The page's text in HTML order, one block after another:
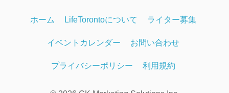
ホーム LifeTorontoについて ライター募集
イベントカレンダー お問い合わせ
プライバシーポリシー 利用規約